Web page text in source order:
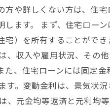
や詳しくない方は、住
ます。 まず、住宅ロー
）を所有することがで
収入や雇用状況、その他
、住宅ローンには固定
。変動金利は、景気状
、元金均等返済と元利均